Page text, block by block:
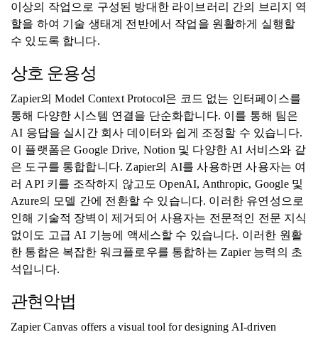
이상의 작업으로 구성된 방대한 라이브러리 간의 브리지 역
할을 하여 기술 생태계 전반에서 작업을 원활하게 실행할
수 있도록 합니다.
상호 운용성
Zapier의 Model Context Protocol은 코드 없는 인터페이스를
통해 다양한 시스템 연결을 단순화합니다. 이를 통해 팀은
AI 응답을 실시간 회사 데이터와 쉽게 조정할 수 있습니다.
이 플랫폼은 Google Drive, Notion 및 다양한 AI 서비스와 같
은 도구를 통합합니다. Zapier의 AI를 사용하면 사용자는 여
러 API 키를 조작하지 않고도 OpenAI, Anthropic, Google 및
Azure의 모델 간에 전환할 수 있습니다. 이러한 유연성으로
인해 기술적 장벽이 제거되어 사용자는 전문적인 전문 지식
없이도 고급 AI 기능에 액세스할 수 있습니다. 이러한 원활
한 통합은 복잡한 워크플로우를 통합하는 Zapier 능력의 초
석입니다.
관현악법
Zapier Canvas offers a visual tool for designing AI-driven